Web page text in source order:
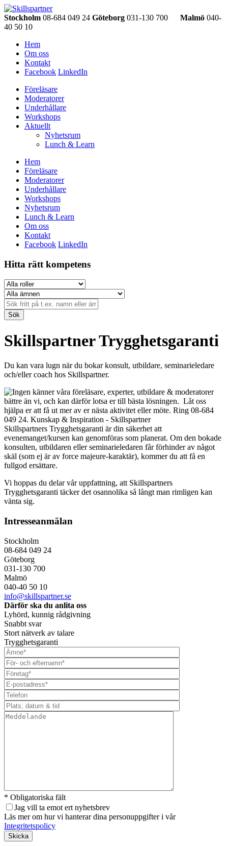
Stockholm 08-684 049 24 Göteborg 031-130 700 Malmö 040-
40 50 10
Hem
Om oss
Kontakt
Facebook LinkedIn
Föreläsare
Moderatorer
Underhållare
Workshops
Aktuellt
Nyhetsrum
Lunch & Learn
Hem
Föreläsare
Moderatorer
Underhållare
Workshops
Nyhetsrum
Lunch & Learn
Om oss
Kontakt
Facebook LinkedIn
Hitta rätt kompetens
Sök
Skillspartner Trygghetsgaranti
Du kan vara lugn när du bokar konsult, utbildare, seminarieledare
och/eller coach hos Skillspartner.
Skillspartners Trygghetsgaranti är din säkerhet att
evenemanget/kursen kan genomföras som planerat. Om den bokade
konsulten, utbildaren eller seminarieledaren får förhinder av något
skäl (som ej är av force majeure-karaktär), kommer du att få en
fullgod ersättare.
Vi hoppas du delar vår uppfattning, att Skillspartners
Trygghetsgaranti täcker det osannolika så långt man rimligen kan
vänta sig.
Intresseanmälan
Stockholm
08-684 049 24
Göteborg
031-130 700
Malmö
040-40 50 10
info@skillspartner.se
Därför ska du anlita oss
Lyhörd, kunnig rådgivning
Snabbt svar
Stort nätverk av talare
Trygghetsgaranti
* Obligatoriska fält
Jag vill ta emot ert nyhetsbrev
Läs mer om hur vi hanterar dina personuppgifter i vår
Integritetspolicy